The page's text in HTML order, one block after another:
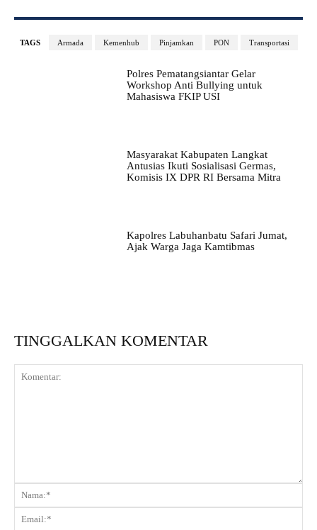
TAGS Armada Kemenhub Pinjamkan PON Transportasi
Polres Pematangsiantar Gelar
Workshop Anti Bullying untuk
Mahasiswa FKIP USI
Masyarakat Kabupaten Langkat
Antusias Ikuti Sosialisasi Germas,
Komisis IX DPR RI Bersama Mitra
Kapolres Labuhanbatu Safari Jumat,
Ajak Warga Jaga Kamtibmas
TINGGALKAN KOMENTAR
Komentar: